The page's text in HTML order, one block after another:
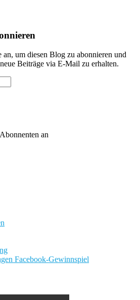
um diesen Blog zu abonnieren und
Beiträge via E-Mail zu erhalten.
an
Facebook-Gewinnspiel